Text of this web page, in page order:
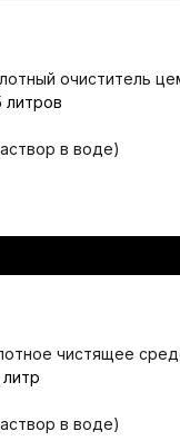
очиститель
литров
в воде)
чистящее
в воде)